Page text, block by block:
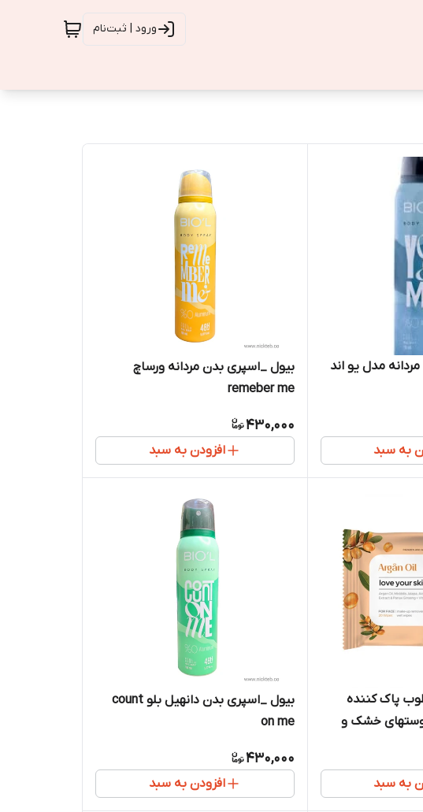
ورود | ثبت‌نام
مدل یو اند
به سبد
بیول _اسپری بدن مردانه ورساچ
remeber me
430,000
افزودن به سبد
پاک کننده
پوستهای خشک و
به سبد
بیول _اسپری بدن دانهیل بلو count
on me
430,000
افزودن به سبد